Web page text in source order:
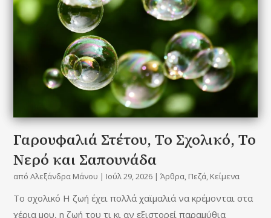
Γαρουφαλιά Στέτου, Το Σχολικό, Το
Νερό και Σαπουνάδα
απόΑλεξάνδρα Μάνου | Ιούλ 29, 2026 |Άρθρα, Πεζά, Κείμενα
Το σχολικό Η ζωή έχει πολλά χαϊμαλιά να κρέμονται στα
χέρια μου, η ζωή του τι κι αν εξιστορεί παραμύθια